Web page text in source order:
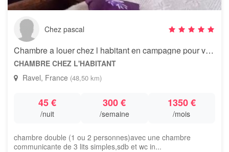
Chez pascal
Chambre a louer chez l habitant en campagne pour vavances
CHAMBRE CHEZ L'HABITANT
Ravel, France (48,50 km)
45 €
/nuit
300 €
/semaine
1350 €
/mois
chambre double (1 ou 2 personnes)avec une chambre
communicante de 3 lits simples,sdb et wc in...